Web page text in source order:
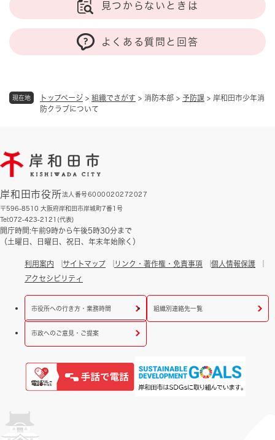
現在地 トップページ > 組織でさがす > 消防本部 > 予防課 > 岸和田市少年消
防クラブについて
見つからないときは
よくある質問と回答
岸和田市役所法人番号6000020272027
〒596-8510 大阪府岸和田市岸城町7番1号
Tel:072-423-2121(代表)
開庁時間:午前9時から午後5時30分まで
（土曜日、日曜日、祝日、年末年始除く）
利用案内 サイトマップ リンク・著作権・免責事項
個人情報保護
アクセシビリティ
市役所への行き方・業務時間 組織別連絡先一覧
市政へのご意見・ご提案